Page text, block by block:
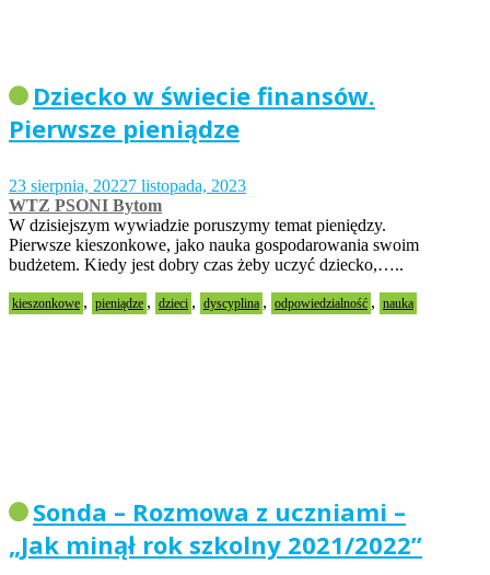
Dziecko w świecie finansów.
Pierwsze pieniądze
23 sierpnia, 20227 listopada, 2023
WTZ PSONI Bytom
W dzisiejszym wywiadzie poruszymy temat pieniędzy.
Pierwsze kieszonkowe, jako nauka gospodarowania swoim
budżetem. Kiedy jest dobry czas żeby uczyć dziecko,…..
kieszonkowe , pieniądze , dzieci , dyscyplina , odpowiedzialność , nauka
Sonda – Rozmowa z uczniami –
„Jak minął rok szkolny 2021/2022”